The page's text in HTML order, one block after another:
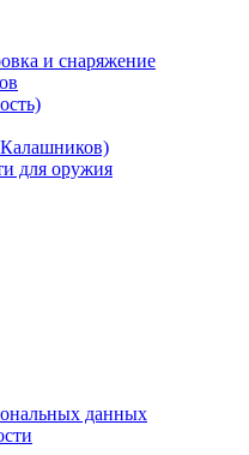
и снаряжение
для оружия
данных